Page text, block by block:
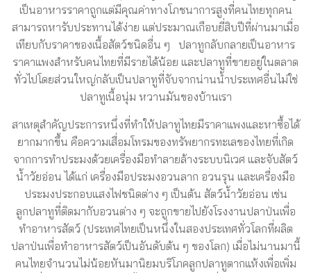
เป็นอาหารราคาถูกแต่มีคุณค่าทางโภชนาการสูงที่คนไทยทุกคน
สามารถหารับประทานได้ง่าย แต่ประมาณเกือบยี่สิบปีที่ผ่านมาเมื่อ
เทียบกับราคาของเนื้อสัตว์ชนิดอื่น ๆ ปลาทูกลับกลายเป็นอาหาร
ราคาแพงสำหรับคนไทยที่มีรายได้น้อย และปลาทูที่ขายอยู่ในตลาด
ทั่วไปโดยส่วนใหญ่กลับเป็นปลาทูที่จับจากน่านน้ำประเทศอื่นไม่ใช่
ปลาทูเนื้อนุ่ม หวานมันของบ้านเรา
สาเหตุสำคัญประการหนึ่งที่ทำให้ปลาทูไทยมีราคาแพงและหาซื้อได้
ยากมากขึ้น คือความเสื่อมโทรมของทรัพยากรทะเลของไทยที่เกิด
จากการทำประมงด้วยเครื่องมือทำลายล้างระบบนิเวศ และจับสัตว์
น้ำวัยอ่อน ได้แก่ เครื่องมือประมงอวนลาก อวนรุน และเครื่องมือ
ประมงประกอบแสงไฟชนิดต่าง ๆ เป็นต้น สัตว์น้ำวัยอ่อน เช่น
ลูกปลาทูที่ติดมากับอวนต่าง ๆ จะถูกขายไปยังโรงงานปลาป่นเพื่อ
ทำอาหารสัตว์ (ประเทศไทยเป็นหนึ่งในสองประเทศทั่วโลกที่ผลิต
ปลาป่นเพื่อทำอาหารสัตว์เป็นอันดับต้น ๆ ของโลก) เมื่อไม่นานมานี้
คนไทยจำนวนไม่น้อยหันมานิยมบริโภคลูกปลาทูตากแห้งเพื่อเพิ่ม